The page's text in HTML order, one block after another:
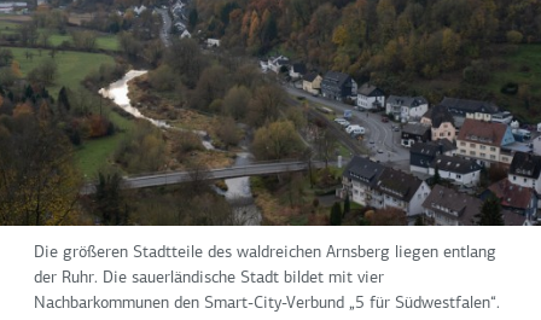
Die größeren Stadtteile des waldreichen Arnsberg liegen entlang
der Ruhr. Die sauerländische Stadt bildet mit vier
Nachbarkommunen den Smart-City-Verbund „5 für Südwestfalen“.